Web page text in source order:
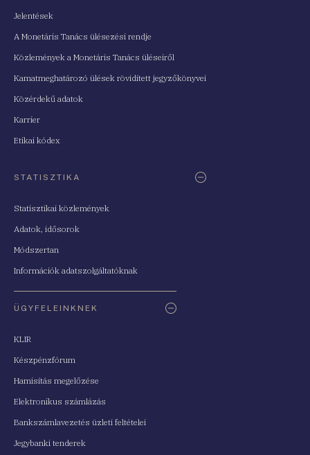
Jelentések
A Monetáris Tanács ülésezési rendje
Közlemények a Monetáris Tanács üléseiről
Kamatmeghatározó ülések rövidített jegyzőkönyvei
Közérdekű adatok
Karrier
Etikai kódex
STATISZTIKA
Statisztikai közlemények
Adatok, idősorok
Módszertan
Információk adatszolgáltatóknak
ÜGYFELEINKNEK
KLIR
Készpénzfórum
Hamisítás megelőzése
Elektronikus számlázás
Bankszámlavezetés üzleti feltételei
Jegybanki tenderek